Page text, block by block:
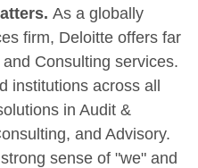
As a globally
firm, Deloitte offers far
Consulting services.
institutions across all
in Audit &
and Advisory.
sense of "we" and